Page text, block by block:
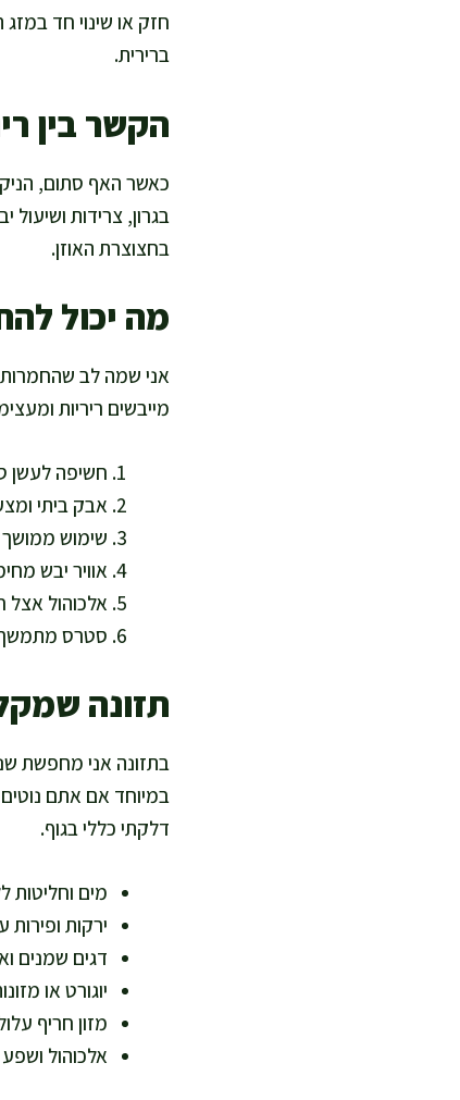
חזק או שינוי חד
ברירית.
הקשר בין
כאשר האף סתום,
בגרון, צרידות
בחצוצרת האוזן.
מה יכול
אני שמה לב שהחמרות
מייבשים ריריות
חשיפה לעשן
אבק ביתי
שימוש ממושך
אוויר יבש
אלכוהול
סטרס מתמשך
תזונה
בתזונה אני מחפשת
במיוחד אם אתם
דלקתי כללי בגוף.
מים וחליטות
ירקות ופירות
דגים שמנים
יוגורט או
מזון חריף
אלכוהול